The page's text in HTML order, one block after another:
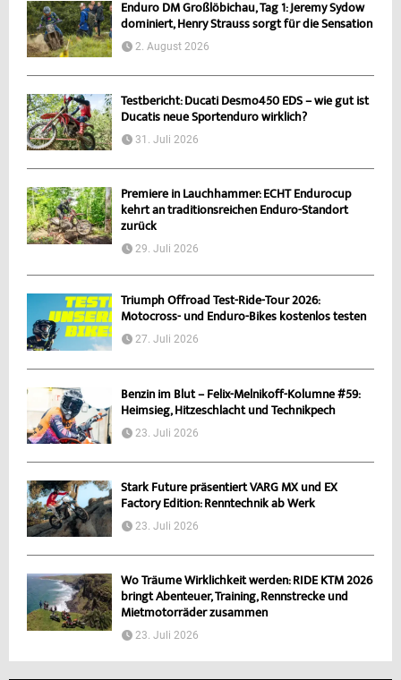
Enduro DM Großlöbichau, Tag 1: Jeremy Sydow
dominiert, Henry Strauss sorgt für die Sensation
2. August 2026
Testbericht: Ducati Desmo450 EDS – wie gut ist
Ducatis neue Sportenduro wirklich?
31. Juli 2026
Premiere in Lauchhammer: ECHT Endurocup
kehrt an traditionsreichen Enduro-Standort
zurück
29. Juli 2026
Triumph Offroad Test-Ride-Tour 2026:
Motocross- und Enduro-Bikes kostenlos testen
27. Juli 2026
Benzin im Blut – Felix-Melnikoff-Kolumne #59:
Heimsieg, Hitzeschlacht und Technikpech
23. Juli 2026
Stark Future präsentiert VARG MX und EX
Factory Edition: Renntechnik ab Werk
23. Juli 2026
Wo Träume Wirklichkeit werden: RIDE KTM 2026
bringt Abenteuer, Training, Rennstrecke und
Mietmotorräder zusammen
23. Juli 2026